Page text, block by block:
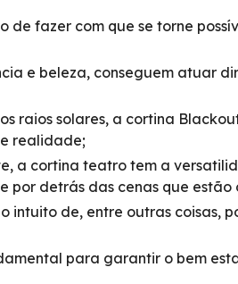
de fazer com que se torne
e beleza, conseguem atuar
raios solares, a cortina
realidade;
a cortina teatro tem a
por detrás das cenas que estão
intuito de, entre outras coisas,
para garantir o bem